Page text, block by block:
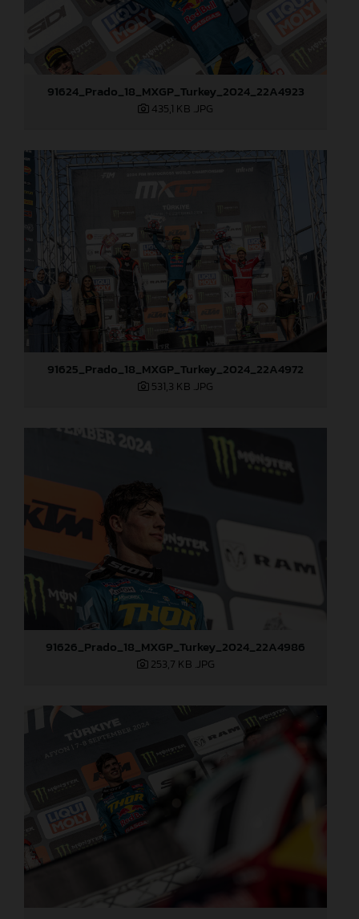
91624_Prado_18_MXGP_Turkey_2024_22A4923
435,1 KB .JPG
91625_Prado_18_MXGP_Turkey_2024_22A4972
531,3 KB .JPG
91626_Prado_18_MXGP_Turkey_2024_22A4986
253,7 KB .JPG